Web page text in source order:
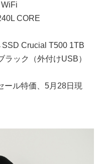
CORE
Crucial T500 1TB
ック（外付けUSB）
ール特価、5月28日現